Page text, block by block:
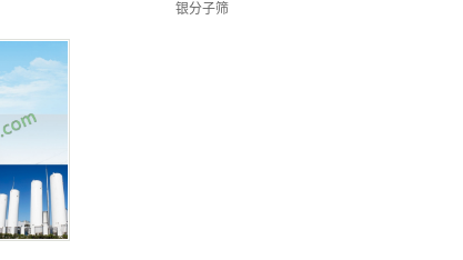
银分子筛